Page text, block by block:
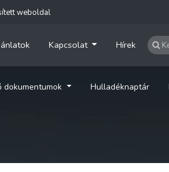
weboldal
Kapcsolat Hírek
dokumentumok Hulladéknaptár